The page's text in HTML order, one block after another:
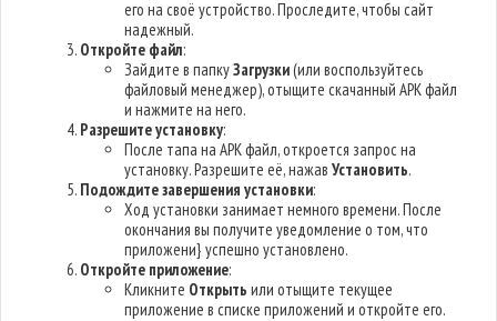
его на своё устройство. Проследите, чтобы сайт
надежный.
Откройте файл:
Зайдите в папкуЗагрузки(или воспользуйтесь
файловый менеджер), отыщите скачанный APK файл
и нажмите на него.
Разрешите установку:
После тапа на APK файл, откроется запрос на
установку. Разрешите её, нажавУстановить.
Подождите завершения установки:
Ход установки занимает немного времени. После
окончания вы получите уведомление о том, что
приложени} успешно установлено.
Откройте приложение:
Кликните Открыть или отыщите текущее
приложение в списке приложений и откройте его.